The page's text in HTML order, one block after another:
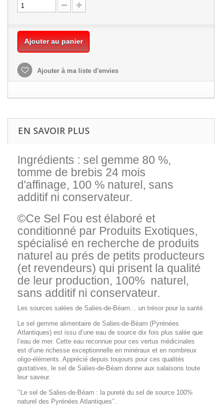
Ajouter au panier
Ajouter à ma liste d'envies
EN SAVOIR PLUS
Ingrédients : sel gemme 80 %,
tomme de brebis 24 mois
d'affinage, 100 % naturel, sans
additif ni conservateur.
©Ce Sel Fou est élaboré et
conditionné par Produits Exotiques,
spécialisé en recherche de produits
naturel au prés de petits producteurs
(et revendeurs) qui prisent la qualité
de leur production, 100% naturel,
sans additif ni conservateur.
Les sources salées de Salies-de-Béarn… un trésor pour la santé.
Le sel gemme alimentaire de Salies-de-Béarn (Pyrénées
Atlantiques) est issu d’une eau de source dix fois plus salée que
l’eau de mer. Cette eau reconnue pour ces vertus médicinales
est d’une richesse exceptionnelle en minéraux et en nombreux
oligo-éléments. Apprécié depuis toujours pour ces qualités
gustatives, le sel de Salies-de-Béarn donne aux salaisons toute
leur saveur.
‘’Le sel de Salies-de-Béarn : la pureté du sel de source 100%
naturel des Pyrénées Atlantiques’’.